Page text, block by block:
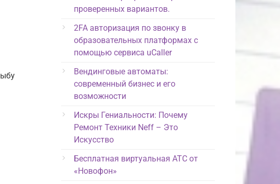
проверенных вариантов.
2FA авторизация по звонку в
образовательных платформах с
помощью сервиса uCaller
Вендинговые автоматы:
современный бизнес и его
возможности
Искры Гениальности: Почему
Ремонт Техники Neff – Это
Искусство
Бесплатная виртуальная АТС от
«Новофон»